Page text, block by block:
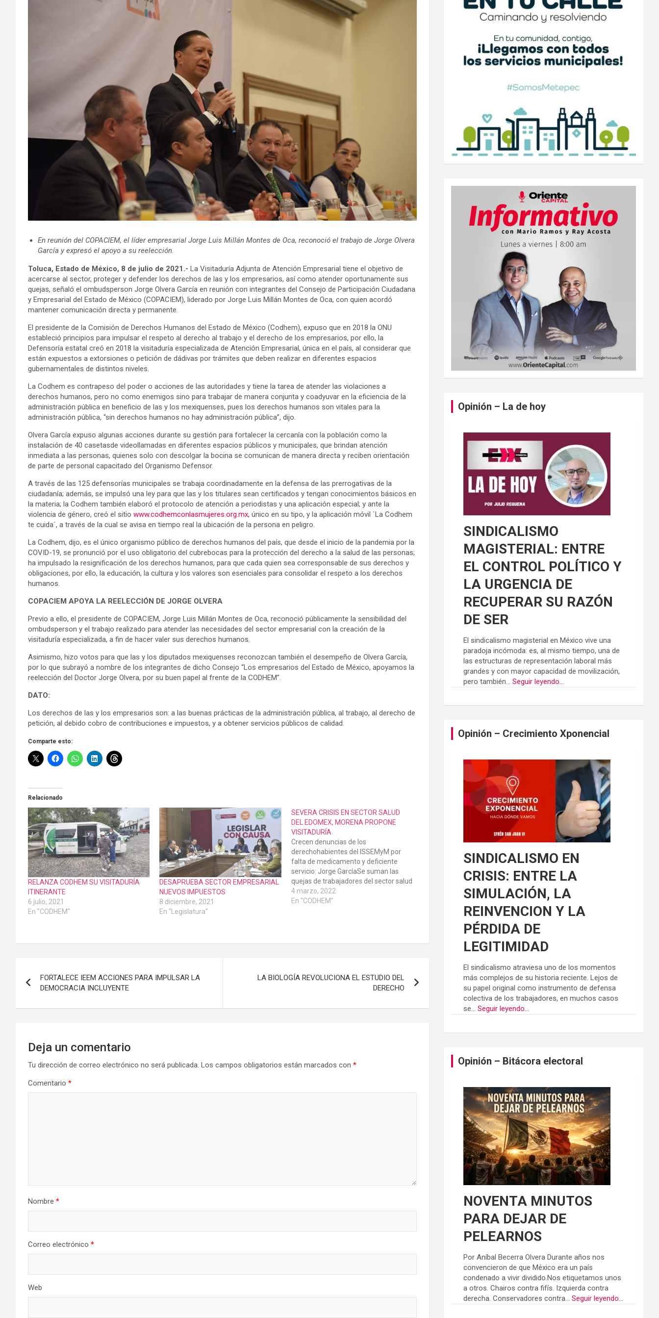
En reunión del COPACIEM, el líder empresarial Jorge Luis Millán Montes de Oca, reconoció el trabajo de Jorge Olvera
García y expresó el apoyo a su reelección.
Toluca, Estado de México, 8 de julio de 2021.- La Visitaduría Adjunta de Atención Empresarial tiene el objetivo de
acercarse al sector, proteger y defender los derechos de las y los empresarios, así como atender oportunamente sus
quejas, señaló el ombudsperson Jorge Olvera García en reunión con integrantes del Consejo de Participación Ciudadana
y Empresarial del Estado de México (COPACIEM), liderado por Jorge Luis Millán Montes de Oca, con quien acordó
mantener comunicación directa y permanente.
El presidente de la Comisión de Derechos Humanos del Estado de México (Codhem), expuso que en 2018 la ONU
estableció principios para impulsar el respeto al derecho al trabajo y el derecho de los empresarios, por ello, la
Defensoría estatal creó en 2018 la visitaduría especializada de Atención Empresarial, única en el país, al considerar que
están expuestos a extorsiones o petición de dádivas por trámites que deben realizar en diferentes espacios
gubernamentales de distintos niveles.
La Codhem es contrapeso del poder o acciones de las autoridades y tiene la tarea de atender las violaciones a
derechos humanos, pero no como enemigos sino para trabajar de manera conjunta y coadyuvar en la eficiencia de la
administración pública en beneficio de las y los mexiquenses, pues los derechos humanos son vitales para la
administración pública, “sin derechos humanos no hay administración pública”, dijo.
Olvera García expuso algunas acciones durante su gestión para fortalecer la cercanía con la población como la
instalación de 40 casetasde videollamadas en diferentes espacios públicos y municipales, que brindan atención
inmediata a las personas, quienes solo con descolgar la bocina se comunican de manera directa y reciben orientación
de parte de personal capacitado del Organismo Defensor.
A través de las 125 defensorías municipales se trabaja coordinadamente en la defensa de las prerrogativas de la
ciudadanía; además, se impulsó una ley para que las y los titulares sean certificados y tengan conocimientos básicos en
la materia; la Codhem también elaboró el protocolo de atención a periodistas y una aplicación especial; y ante la
violencia de género, creó el sitio www.codhemconlasmujeres.org.mx, único en su tipo, y la aplicación móvil `La Codhem
te cuida´, a través de la cual se avisa en tiempo real la ubicación de la persona en peligro.
La Codhem, dijo, es el único organismo público de derechos humanos del país, que desde el inicio de la pandemia por la
COVID-19, se pronunció por el uso obligatorio del cubrebocas para la protección del derecho a la salud de las personas;
ha impulsado la resignificación de los derechos humanos, para que cada quien sea corresponsable de sus derechos y
obligaciones, por ello, la educación, la cultura y los valores son esenciales para consolidar el respeto a los derechos
humanos.
COPACIEM APOYA LA REELECCIÓN DE JORGE OLVERA
Previo a ello, el presidente de COPACIEM, Jorge Luis Millán Montes de Oca, reconoció públicamente la sensibilidad del
ombudsperson y el trabajo realizado para atender las necesidades del sector empresarial con la creación de la
visitaduría especializada, a fin de hacer valer sus derechos humanos.
Asimismo, hizo votos para que las y los diputados mexiquenses reconozcan también el desempeño de Olvera García,
por lo que subrayó a nombre de los integrantes de dicho Consejo “Los empresarios del Estado de México, apoyamos la
reelección del Doctor Jorge Olvera, por su buen papel al frente de la CODHEM”.
DATO:
Los derechos de las y los empresarios son: a las buenas prácticas de la administración pública, al trabajo, al derecho de
petición, al debido cobro de contribuciones e impuestos, y a obtener servicios públicos de calidad.
Comparte esto:
Relacionado
RELANZA CODHEM SU VISITADURÍA
ITINERANTE
6 julio, 2021
En "CODHEM"
DESAPRUEBA SECTOR EMPRESARIAL
NUEVOS IMPUESTOS
8 diciembre, 2021
En "Legislatura"
SEVERA CRISIS EN SECTOR SALUD
DEL EDOMEX, MORENA PROPONE
VISITADURÍA
Crecen denuncias de los
derechohabientes del ISSEMyM por
falta de medicamento y deficiente
servicio: Jorge GarcíaSe suman las
quejas de trabajadores del sector salud
por falta de materiales e instrumental
para poder brindar los
4 marzo, 2022
En "CODHEM"
de
entradas
FORTALECE IEEM ACCIONES PARA IMPULSAR LA
DEMOCRACIA INCLUYENTE
LA BIOLOGÍA REVOLUCIONA EL ESTUDIO DEL
DERECHO
Deja un comentario
Tu dirección de correo electrónico no será publicada. Los campos obligatorios están marcados con *
Comentario *
Nombre *
Correo electrónico *
Web
Opinión – La de hoy
SINDICALISMO
MAGISTERIAL: ENTRE
EL CONTROL POLÍTICO Y
LA URGENCIA DE
RECUPERAR SU RAZÓN
DE SER
El sindicalismo magisterial en México vive una
paradoja incómoda: es, al mismo tiempo, una de
las estructuras de representación laboral más
grandes y con mayor capacidad de movilización,
pero también...Seguir leyendo...
Opinión – Crecimiento Xponencial
SINDICALISMO EN
CRISIS: ENTRE LA
SIMULACIÓN, LA
REINVENCION Y LA
PÉRDIDA DE
LEGITIMIDAD
El sindicalismo atraviesa uno de los momentos
más complejos de su historia reciente. Lejos de
su papel original como instrumento de defensa
colectiva de los trabajadores, en muchos casos
se...Seguir leyendo...
Opinión – Bitácora electoral
NOVENTA MINUTOS
PARA DEJAR DE
PELEARNOS
Por Aníbal Becerra Olvera Durante años nos
convencieron de que México era un país
condenado a vivir dividido.Nos etiquetamos unos
a otros. Chairos contra fifís. Izquierda contra
derecha. Conservadores contra...Seguir leyendo...